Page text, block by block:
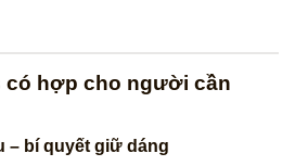
có hợp cho người cần
– bí quyết giữ dáng